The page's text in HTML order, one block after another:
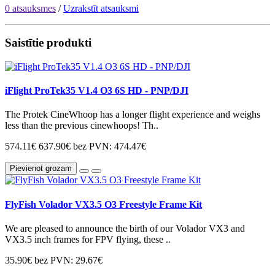
0 atsauksmes /Uzrakstīt atsauksmi
Saistītie produkti
iFlight ProTek35 V1.4 O3 6S HD - PNP/DJI
The Protek CineWhoop has a longer flight experience and weighs
less than the previous cinewhoops! Th..
574.11€ 637.90€ bez PVN: 474.47€
Pievienot grozam
FlyFish Volador VX3.5 O3 Freestyle Frame Kit
We are pleased to announce the birth of our Volador VX3 and
VX3.5 inch frames for FPV flying, these ..
35.90€ bez PVN: 29.67€